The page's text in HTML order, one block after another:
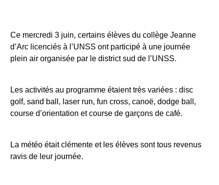
Ce mercredi 3 juin, certains élèves du collège Jeanne
d’Arc licenciés à l’UNSS ont participé à une journée
plein air organisée par le district sud de l’UNSS.
Les activités au programme étaient très variées : disc
golf, sand ball, laser run, fun cross, canoë, dodge ball,
course d’orientation et course de garçons de café.
La météo était clémente et les élèves sont tous revenus
ravis de leur journée.